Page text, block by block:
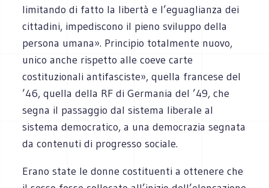
limitando di fatto la libertà e l’eguaglianza dei
cittadini, impediscono il pieno sviluppo della
persona umana». Principio totalmente nuovo,
unico anche rispetto alle coeve carte
costituzionali antifasciste», quella francese del
’46, quella della RF di Germania del ’49, che
segna il passaggio dal sistema liberale al
sistema democratico, a una democrazia segnata
da contenuti di progresso sociale.
Erano state le donne costituenti a ottenere che